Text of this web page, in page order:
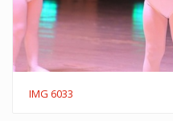
IMG 6033